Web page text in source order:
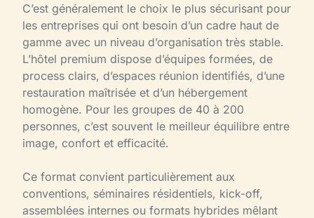
C’est généralement le choix le plus sécurisant pour
les entreprises qui ont besoin d’un cadre haut de
gamme avec un niveau d’organisation très stable.
L’hôtel premium dispose d’équipes formées, de
process clairs, d’espaces réunion identifiés, d’une
restauration maîtrisée et d’un hébergement
homogène. Pour les groupes de 40 à 200
personnes, c’est souvent le meilleur équilibre entre
image, confort et efficacité.
Ce format convient particulièrement aux
conventions, séminaires résidentiels, kick-off,
assemblées internes ou formats hybrides mêlant